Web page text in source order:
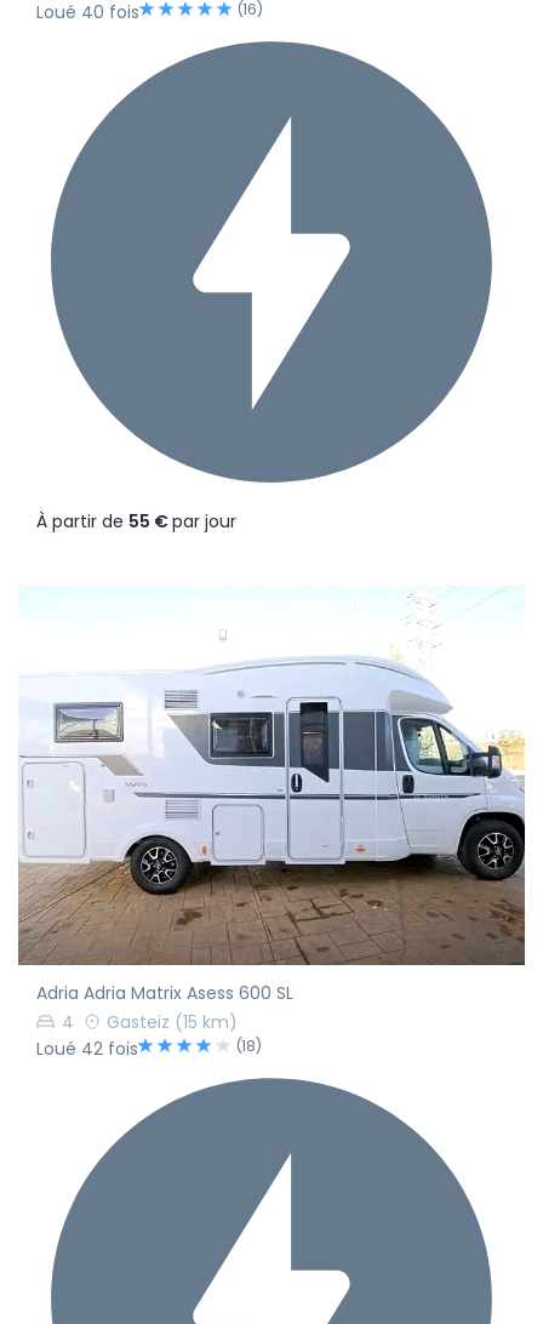
Loué 40 fois (16)
À partir de 55 €par jour
Adria Adria Matrix Asess 600 SL
4
Gasteiz (15 km)
Loué 42 fois
(18)